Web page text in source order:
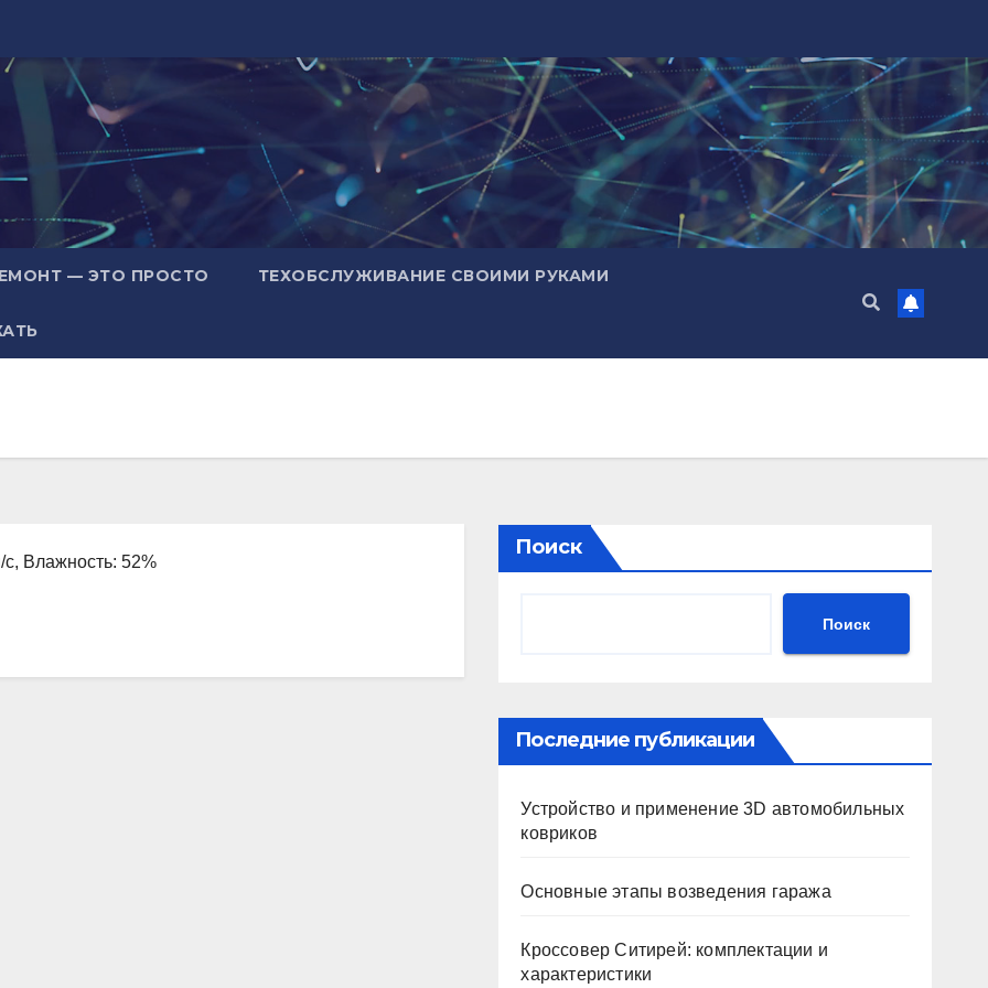
— ЭТО ПРОСТО ТЕХОБСЛУЖИВАНИЕ СВОИМИ РУКАМИ
Влажность: 52%
Поиск
Поиск
Последние публикации
Устройство и применение 3D автомобильных
ковриков
Основные этапы возведения гаража
Кроссовер Ситирей: комплектации и
характеристики